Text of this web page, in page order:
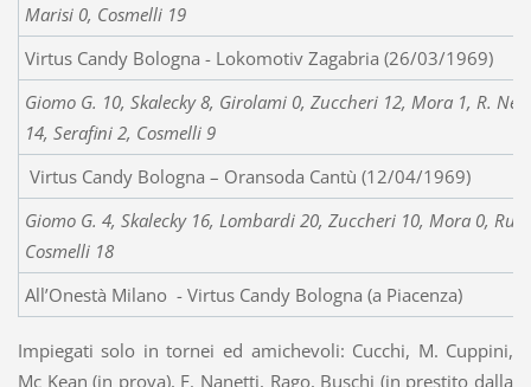
Marisi 0, Cosmelli 19
Virtus Candy Bologna - Lokomotiv Zagabria (26/03/1969)
Giomo G. 10, Skalecky 8, Girolami 0, Zuccheri 12, Mora 1, R.
14, Serafini 2, Cosmelli 9
Virtus Candy Bologna – Oransoda Cantù (12/04/1969)
Giomo G. 4, Skalecky 16, Lombardi 20, Zuccheri 10, Mora 0,
Cosmelli 18
All’Onestà Milano - Virtus Candy Bologna (a Piacenza)
Impiegati solo in tornei ed amichevoli: Cucchi, M. Cuppini,
Mc Kean (in prova), F. Nanetti, Rago, Buschi (in prestito dalla